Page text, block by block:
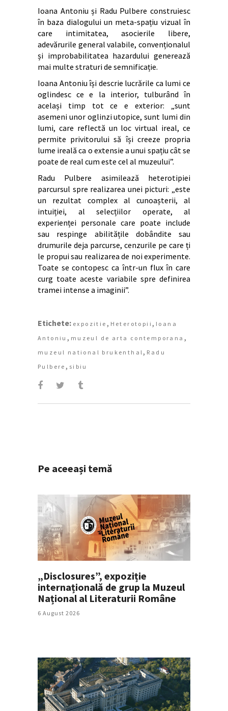
Ioana Antoniu și Radu Pulbere construiesc
în baza dialogului un meta-spațiu vizual în
care intimitatea, asocierile libere,
adevărurile general valabile, convenționalul
și improbabilitatea hazardului generează
mai multe straturi de semnificație.
Ioana Antoniu își descrie lucrările ca lumi ce
oglindesc ce e la interior, tulburând în
același timp tot ce e exterior: „sunt
asemeni unor oglinzi utopice, sunt lumi din
lumi, care reflectă un loc virtual ireal, ce
permite privitorului să își creeze propria
lume ireală ca o extensie a unui spațiu cât se
poate de real cum este cel al muzeului”.
Radu Pulbere asimilează heterotipiei
parcursul spre realizarea unei picturi: „este
un rezultat complex al cunoașterii, al
intuiției, al selecțiilor operate, al
experienței personale care poate include
sau respinge abilitățile dobândite sau
drumurile deja parcurse, cenzurile pe care ți
le propui sau realizarea de noi experimente.
Toate se contopesc ca într-un flux în care
curg toate aceste variabile spre definirea
tramei intense a imaginii”.
Etichete: expozitie , Heterotopii , Ioana
Antoniu , muzeul de arta contemporana ,
muzeul national brukenthal , Radu
Pulbere , sibiu
Pe aceeași temă
„Disclosures”, expoziție
internațională de grup la Muzeul
Național al Literaturii Române
6 August 2026